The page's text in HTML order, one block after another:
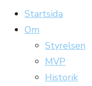
Startsida
Om
Styrelsen
MVP
Historik